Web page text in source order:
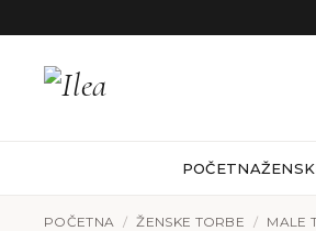
POČETNA
POČETNA / ŽENSKE TORBE / MALE